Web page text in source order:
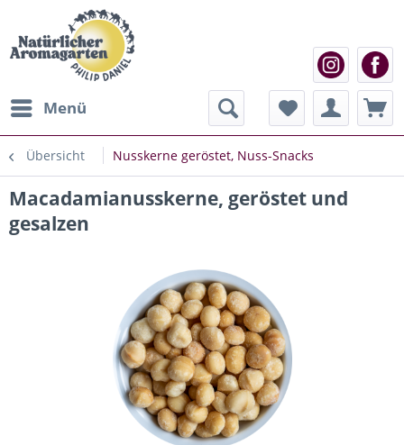
Menü
Übersicht Nusskerne geröstet, Nuss-Snacks
Macadamianusskerne, geröstet und
gesalzen